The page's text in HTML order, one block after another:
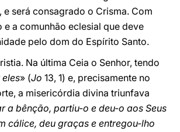
será consagrado o Crisma. Com
a comunhão eclesial que deve
pelo dom do Espírito Santo.
Na última Ceia o Senhor, tendo
» (Jo 13, 1) e, precisamente no
a misericórdia divina triunfava
a bênção, partiu-o e deu-o aos Seus
cálice, deu graças e entregou-lho